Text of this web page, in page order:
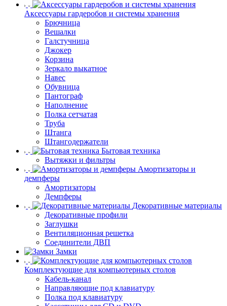
Аксессуары гардеробов и системы хранения
Брючница
Вешалки
Галстучница
Джокер
Корзина
Зеркало выкатное
Навес
Обувница
Пантограф
Наполнение
Полка сетчатая
Труба
Штанга
Штангодержатели
Бытовая техника
Вытяжки и фильтры
Амортизаторы и
демпферы
Амортизаторы
Демпферы
Декоративные материалы
Декоративные профили
Заглушки
Вентиляционная решетка
Соединители ДВП
Замки
Комплектующие для компьютерных столов
Кабель-канал
Направляющие под клавиатуру
Полка под клавиатуру